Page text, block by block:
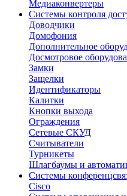
Медиаконвертеры
Системы контроля
Доводчики
Домофония
Дополнительное
Досмотровое
Замки
Защелки
Идентификаторы
Калитки
Кнопки выхода
Ограждения
Сетевые СКУД
Считыватели
Турникеты
Шлагбаумы и
Системы
Cisco